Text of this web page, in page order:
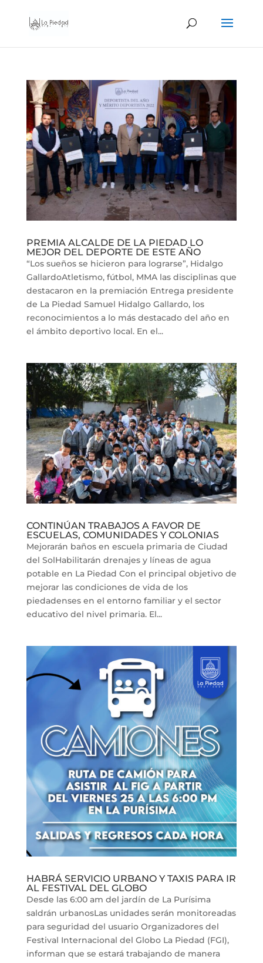
PREMIA ALCALDE DE LA PIEDAD LO
MEJOR DEL DEPORTE DE ESTE AÑO
“Los sueños se hicieron para lograrse”, Hidalgo
GallardoAtletismo, fútbol, MMA las disciplinas que
destacaron en la premiación Entrega presidente
de La Piedad Samuel Hidalgo Gallardo, los
reconocimientos a lo más destacado del año en
el ámbito deportivo local. En el...
CONTINÚAN TRABAJOS A FAVOR DE
ESCUELAS, COMUNIDADES Y COLONIAS
Mejorarán baños en escuela primaria de Ciudad
del SolHabilitarán drenajes y líneas de agua
potable en La Piedad Con el principal objetivo de
mejorar las condiciones de vida de los
piedadenses en el entorno familiar y el sector
educativo del nivel primaria. El...
HABRÁ SERVICIO URBANO Y TAXIS PARA IR
AL FESTIVAL DEL GLOBO
Desde las 6:00 am del jardín de La Purísima
saldrán urbanosLas unidades serán monitoreadas
para seguridad del usuario Organizadores del
Festival Internacional del Globo La Piedad (FGI),
informan que se estará trabajando de manera